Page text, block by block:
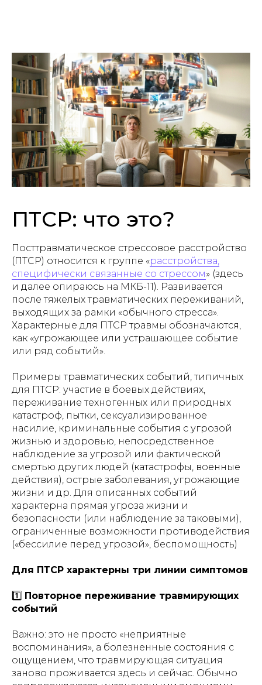
ПТСР: что это?
Посттравматическое стрессовое расстройство
(ПТСР) относится к группе «расстройства,
специфически связанные со стрессом» (здесь
и далее опираюсь на МКБ-11). Развивается
после тяжелых травматических переживаний,
выходящих за рамки «обычного стресса».
Характерные для ПТСР травмы обозначаются,
как «угрожающее или устрашающее событие
или ряд событий».
Примеры травматических событий, типичных
для ПТСР: участие в боевых действиях,
переживание техногенных или природных
катастроф, пытки, сексуализированное
насилие, криминальные события с угрозой
жизнью и здоровью, непосредственное
наблюдение за угрозой или фактической
смертью других людей (катастрофы, военные
действия), острые заболевания, угрожающие
жизни и др. Для описанных событий
характерна прямая угроза жизни и
безопасности (или наблюдение за таковыми),
ограниченные возможности противодействия
(«бессилие перед угрозой», беспомощность)
Для ПТСР характерны три линии симптомов
1️⃣ Повторное переживание травмирующих
событий
Важно: это не просто «неприятные
воспоминания», а болезненные состояния с
ощущением, что травмирующая ситуация
заново проживается здесь и сейчас. Обычно